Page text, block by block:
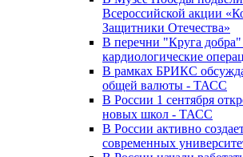
Всероссийской акции
Защитники Отечества»
В перечни "Круга
кардиологические
В рамках БРИКС
общей валюты - ТАСС
В России 1 сентября
новых школ - ТАСС
В России активно
современных